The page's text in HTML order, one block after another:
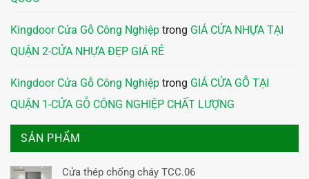
Kingdoor Cửa Gỗ Công Nghiệp trong GIÁ CỬA NHỰA TẠI
QUẬN 2-CỬA NHỰA ĐẸP GIÁ RẺ
Kingdoor Cửa Gỗ Công Nghiệp trong GIÁ CỬA GỖ TẠI
QUẬN 1-CỬA GỖ CÔNG NGHIỆP CHẤT LƯỢNG
SẢN PHẨM
Cửa thép chống cháy TCC.06